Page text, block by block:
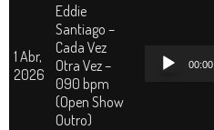
1 Abr,
2026
Eddie
Santiago –
Cada Vez
Otra Vez –
090 bpm
(Open Show
Outro)
Reproductor
00:00